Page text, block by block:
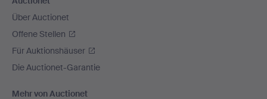
Über Auctionet
Offene Stellen
Für Auktionshäuser
Die Auctionet-Garantie
Mehr von Auctionet